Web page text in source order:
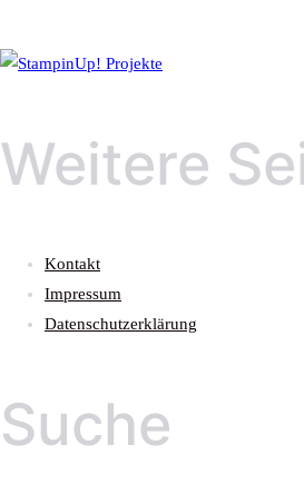
Weitere
Kontakt
Impressum
Datenschutzerklärung
Suche